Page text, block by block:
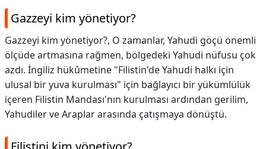
Gazzeyi kim yönetiyor?
Gazzeyi kim yönetiyor?, O zamanlar, Yahudi göçü önemli
ölçüde artmasına rağmen, bölgedeki Yahudi nüfusu çok
azdı. İngiliz hükûmetine "Filistin'de Yahudi halkı için
ulusal bir yuva kurulması" için bağlayıcı bir yükümlülük
içeren Filistin Mandası'nın kurulması ardından gerilim,
Yahudiler ve Araplar arasında çatışmaya dönüştü.